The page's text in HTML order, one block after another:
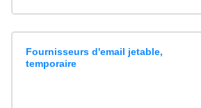
Fournisseurs d'email jetable,
temporaire